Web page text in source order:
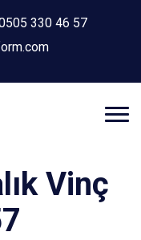
330 46 57
Vinç